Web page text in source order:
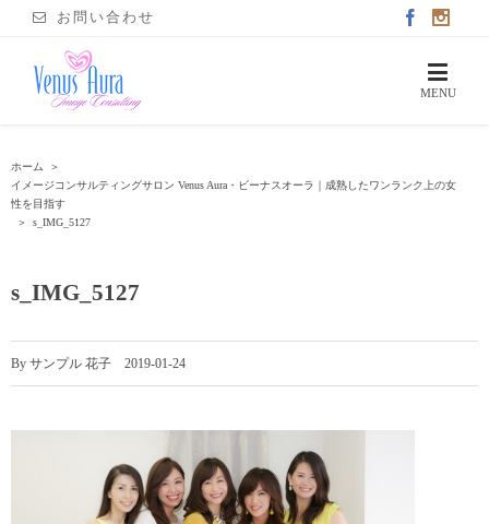
お問い合わせ
ホーム
＞
イメージコンサルティングサロン Venus Aura・ビーナスオーラ｜成熟したワンランク上の女
性を目指す
＞
s_IMG_5127
s_IMG_5127
By サンプル 花子 2019-01-24